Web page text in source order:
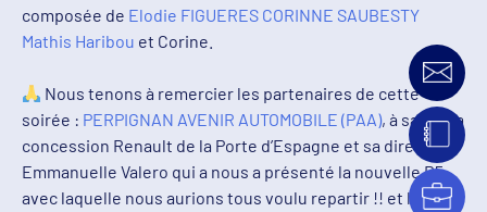
composée de Elodie FIGUERES CORINNE SAUBESTY
Mathis Haribou et Corine.
Nous tenons à remercier les partenaires de cette
soirée : PERPIGNAN AVENIR AUTOMOBILE (PAA), à savoir la
concession Renault de la Porte d’Espagne et sa directrice
Emmanuelle Valero qui a nous a présenté la nouvelle R5
avec laquelle nous aurions tous voulu repartir !! et le